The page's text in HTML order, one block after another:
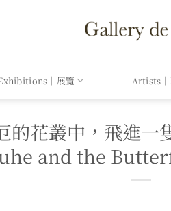
｜展覽 Artists｜
的花叢中，飛進一
and the